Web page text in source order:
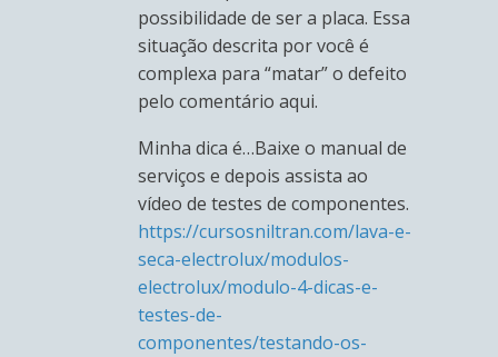
possibilidade de ser a placa. Essa
situação descrita por você é
complexa para “matar” o defeito
pelo comentário aqui.
Minha dica é…Baixe o manual de
serviços e depois assista ao
vídeo de testes de componentes.
https://cursosniltran.com/lava-e-
seca-electrolux/modulos-
electrolux/modulo-4-dicas-e-
testes-de-
componentes/testando-os-